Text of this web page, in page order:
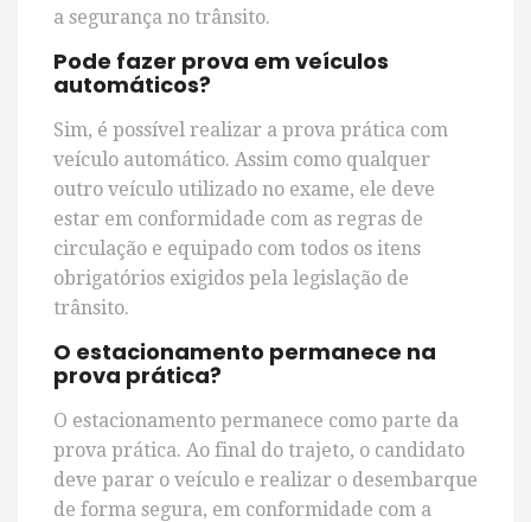
a segurança no trânsito.
Pode fazer prova em veículos
automáticos?
Sim, é possível realizar a prova prática com
veículo automático. Assim como qualquer
outro veículo utilizado no exame, ele deve
estar em conformidade com as regras de
circulação e equipado com todos os itens
obrigatórios exigidos pela legislação de
trânsito.
O estacionamento permanece na
prova prática?
O estacionamento permanece como parte da
prova prática. Ao final do trajeto, o candidato
deve parar o veículo e realizar o desembarque
de forma segura, em conformidade com a